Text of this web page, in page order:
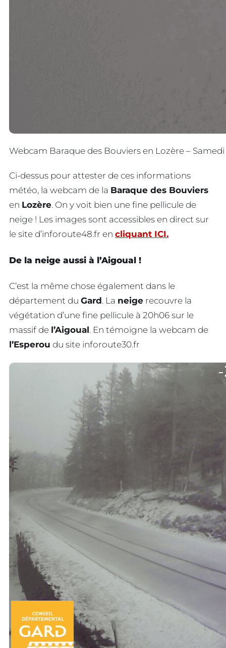
Webcam Baraque des Bouviers en Lozère –
Ci-dessus pour attester de ces informations
météo, la webcam de la Baraque des Bouviers
en Lozère. On y voit bien une fine pellicule de
neige ! Les images sont accessibles en direct sur
le site d’inforoute48.fr en cliquant ICI.
De la neige aussi à l’Aigoual !
C’est la même chose également dans le
département du Gard. La neige recouvre la
végétation d’une fine pellicule à 20h06 sur le
massif de l’Aigoual. En témoigne la webcam de
l’Esperou du site inforoute30.fr